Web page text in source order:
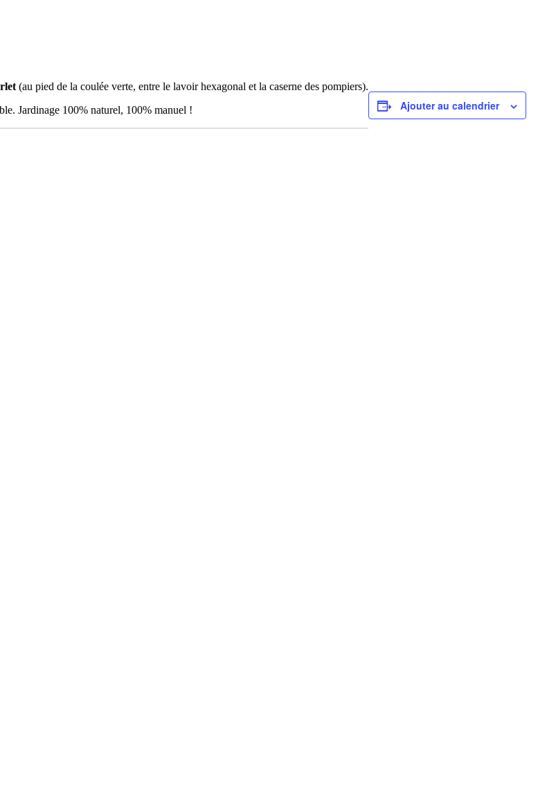
(au pied de la coulée verte, entre le lavoir hexagonal et la caserne des pompiers).
Jardinage 100% naturel, 100% manuel !
Ajouter au calendrier